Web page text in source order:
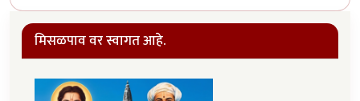
मिसळपाव वर स्वागत आहे.